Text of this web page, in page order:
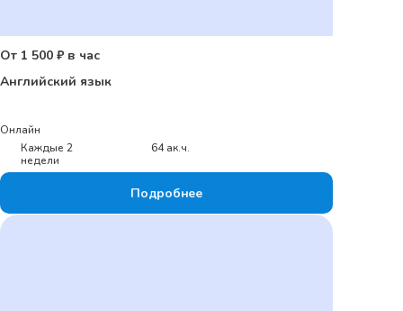
Подробнее
64 ак.ч.
Каждые 2
недели
Онлайн
От 1 500 ₽ в час
Английский язык